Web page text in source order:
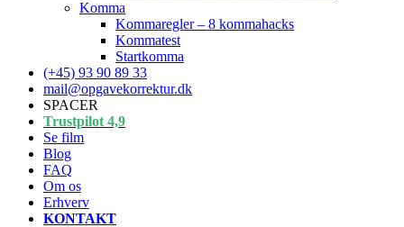
Komma
Kommaregler – 8 kommahacks
Kommatest
Startkomma
(+45) 93 90 89 33
mail@opgavekorrektur.dk
SPACER
Trustpilot 4,9
Se film
Blog
FAQ
Om os
Erhverv
KONTAKT